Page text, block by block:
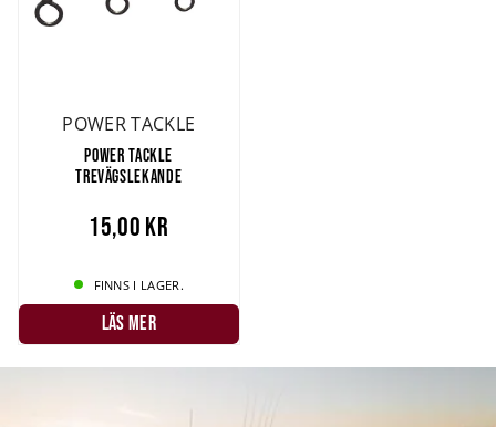
POWER TACKLE
POWER TACKLE
TREVÄGSLEKANDE
15,00 kr
FINNS I LAGER.
LÄS MER